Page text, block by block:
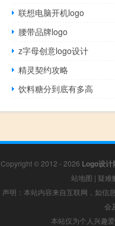
联想电脑开机logo
腰带品牌logo
z字母创意logo设计
精灵契约攻略
饮料糖分到底有多高
Copyright © 2012 - 2026 Logo设计
站地图 | 疑难
声明：本站内容来自互联网，如信
会
本站仅为个人兴趣